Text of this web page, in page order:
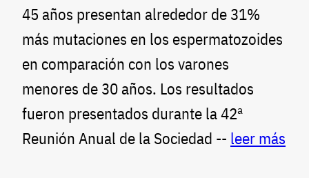
45 años presentan alrededor de 31%
más mutaciones en los espermatozoides
en comparación con los varones
menores de 30 años. Los resultados
fueron presentados durante la 42ª
Reunión Anual de la Sociedad -- leer más